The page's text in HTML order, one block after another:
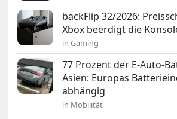
backFlip 32/2026:
Xbox beerdigt die
in Gaming
77 Prozent der E-Auto-
Asien: Europas
abhängig
in Mobilität